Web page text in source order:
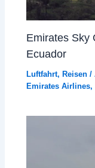
Emirates Sky
Ecuador
Luftfahrt, Reisen /
Emirates Airlines,